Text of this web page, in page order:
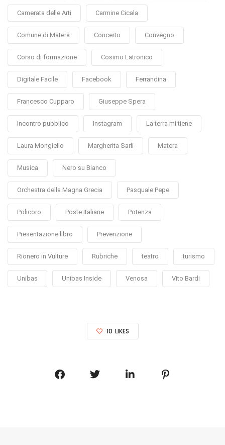
Camerata delle Arti Carmine Cicala
Comune di Matera Concerto Convegno
Corso di formazione Cosimo Latronico
Digitale Facile Facebook Ferrandina
Francesco Cupparo Giuseppe Spera
Incontro pubblico Instagram La terra mi tiene
Laura Mongiello Margherita Sarli Matera
Musica Nero su Bianco
Orchestra della Magna Grecia Pasquale Pepe
Policoro Poste Italiane Potenza
Presentazione libro Prevenzione
Rionero in Vulture Rubriche teatro turismo
Unibas Unibas Inside Venosa Vito Bardi
10 LIKES